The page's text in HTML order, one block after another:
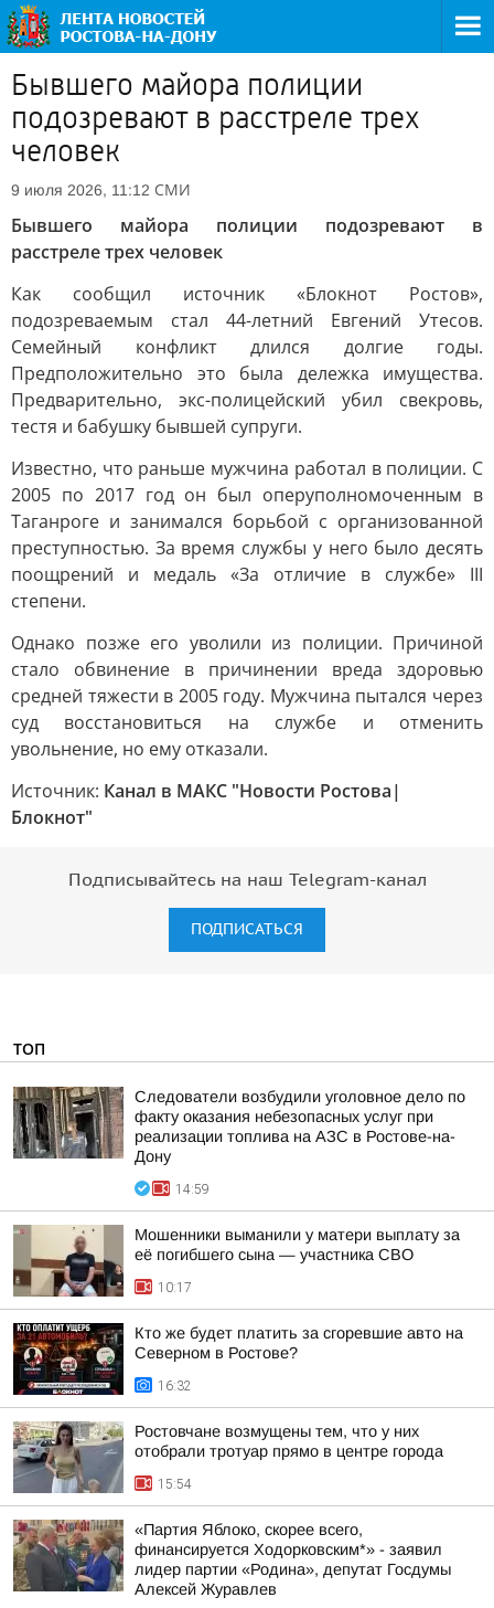
Бывшего майора полиции
подозревают в расстреле трех
человек
9 июля 2026, 11:12 СМИ
Бывшего майора полиции подозревают в
расстреле трех человек
Как сообщил источник «Блокнот Ростов»,
подозреваемым стал 44-летний Евгений Утесов.
Семейный конфликт длился долгие годы.
Предположительно это была дележка имущества.
Предварительно, экс-полицейский убил свекровь,
тестя и бабушку бывшей супруги.
Известно, что раньше мужчина работал в полиции. С
2005 по 2017 год он был оперуполномоченным в
Таганроге и занимался борьбой с организованной
преступностью. За время службы у него было десять
поощрений и медаль «За отличие в службе» III
степени.
Однако позже его уволили из полиции. Причиной
стало обвинение в причинении вреда здоровью
средней тяжести в 2005 году. Мужчина пытался через
суд восстановиться на службе и отменить
увольнение, но ему отказали.
Источник: Канал в МАКС "Новости Ростова|
Блокнот"
Подписывайтесь на наш Telegram-канал
ПОДПИСАТЬСЯ
ТОП
Следователи возбудили уголовное дело по
факту оказания небезопасных услуг при
реализации топлива на АЗС в Ростове-на-
Дону
14:59
Мошенники выманили у матери выплату за
её погибшего сына — участника СВО
10:17
Кто же будет платить за сгоревшие авто на
Северном в Ростове?
16:32
Ростовчане возмущены тем, что у них
отобрали тротуар прямо в центре города
15:54
«Партия Яблоко, скорее всего,
финансируется Ходорковским*» - заявил
лидер партии «Родина», депутат Госдумы
Алексей Журавлев